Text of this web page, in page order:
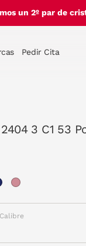
un 2º par de
Pedir Cita
3 C1 53